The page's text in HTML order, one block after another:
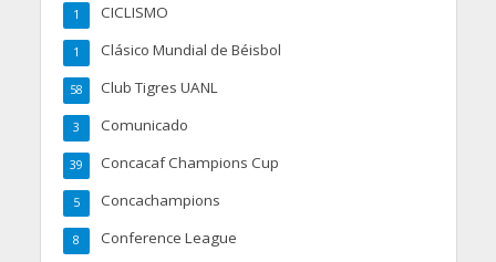
CICLISMO
1
Clásico Mundial de Béisbol
1
Club Tigres UANL
58
Comunicado
3
Concacaf Champions Cup
39
Concachampions
5
Conference League
8